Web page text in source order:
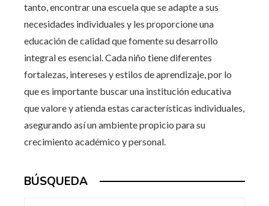
tanto, encontrar una escuela que se adapte a sus
necesidades individuales y les proporcione una
educación de calidad que fomente su desarrollo
integral es esencial. Cada niño tiene diferentes
fortalezas, intereses y estilos de aprendizaje, por lo
que es importante buscar una institución educativa
que valore y atienda estas características individuales,
asegurando así un ambiente propicio para su
crecimiento académico y personal.
BÚSQUEDA